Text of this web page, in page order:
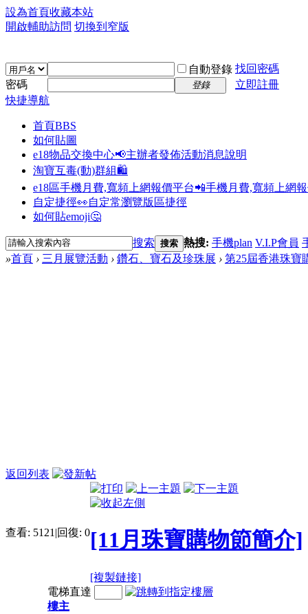
設為首頁收藏本站
開啟輔助訪問 切換到窄版
自動登錄 找回密碼
密碼
登錄
立即註冊
快捷導航
首頁BBS
如何貼圖
e18物品交換中心📢主辦者發佈活動消息說明
淘寶互毒(動)群組🛍️
e18區手機月費,寬頻上網報價平台📲手機月費,寬頻上網
自定捷徑👀自定常瀏覽版區捷徑
如何貼emoji🤔
搜索 搜索 熱搜: 手機plan V.I.P會員
»首頁 › 三月展覽活動 › 鑽石、寶石及珍珠展 › 第25屆香港珠寶
返回列表
查看: 5121 |回復: 0[11月珠寶購物節簡介]
[複製鏈接]
電梯直達
樓主